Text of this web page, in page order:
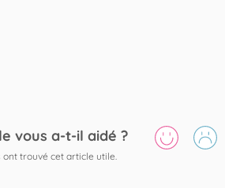
vous a-t-il aidé ?
ont trouvé cet article utile.